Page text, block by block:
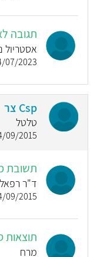
תגובה
אסטריול
2023 | 11:53
Csp צר
טלטל
2015 | 11:01
תשובת
ד"ר
2015 | 14:27
תוצאות
מרח